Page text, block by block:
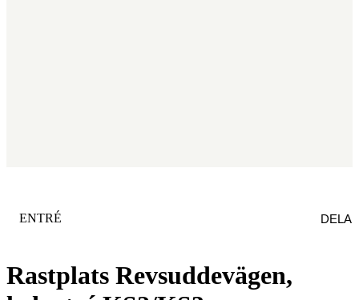
Rastplats Revsuddevägen,
KATEGORI
ENTRÉ DELA